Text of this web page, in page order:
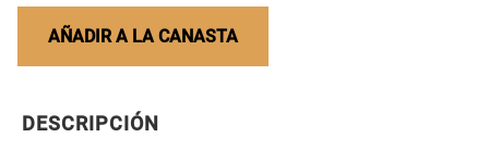
AÑADIR A LA CANASTA
DESCRIPCIÓN